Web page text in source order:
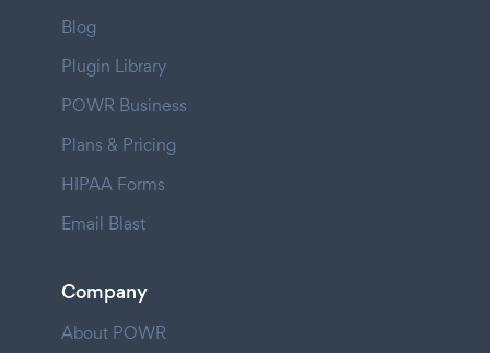
Blog
Plugin Library
POWR Business
Plans & Pricing
HIPAA Forms
Email Blast
Company
About POWR